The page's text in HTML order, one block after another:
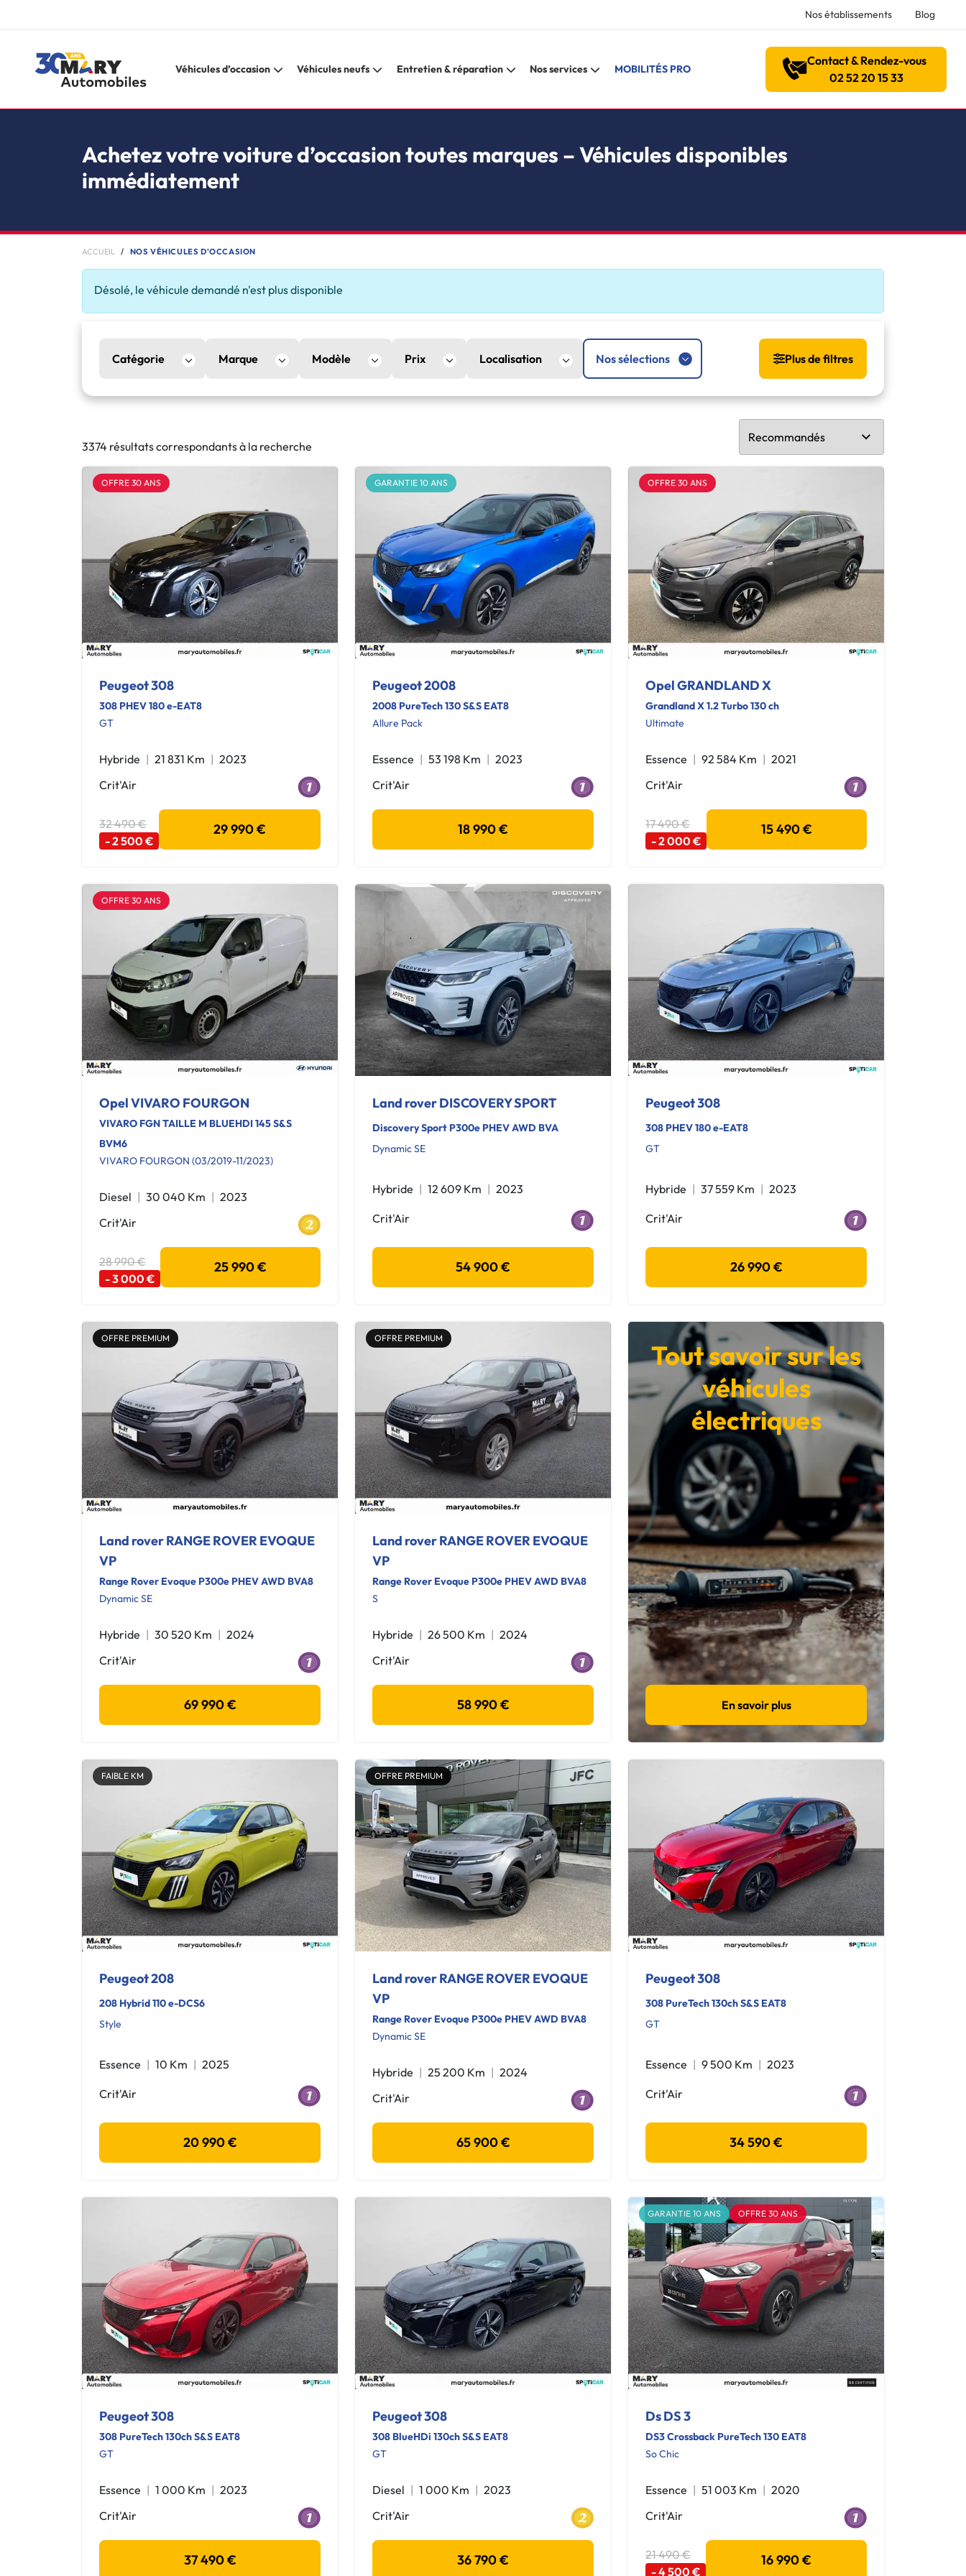
Nos établissements Blog
Véhicules d’occasion Véhicules neufs Entretien & réparation Nos services MOBILITÉS PRO
Contact & Rendez-vous
02 52 20 15 33
Achetez votre voiture d’occasion toutes marques – Véhicules disponibles
immédiatement
ACCUEIL NOS VÉHICULES D'OCCASION
Désolé, le véhicule demandé n'est plus disponible
Catégorie Marque Modèle Prix Localisation Nos sélections Plus de filtres
3374 résultats correspondants à la recherche
OFFRE 30 ANS
Peugeot 308
308 PHEV 180 e-EAT8
GT
Hybride 21 831 Km
2023
Crit'Air
32 490 €
- 2 500 €
29 990 €
GARANTIE 10 ANS
Peugeot 2008
2008 PureTech 130 S&S EAT8
Allure Pack
Essence 53 198 Km
2023
Crit'Air
18 990 €
OFFRE 30 ANS
Opel GRANDLAND X
Grandland X 1.2 Turbo 130 ch
Ultimate
Essence 92 584 Km
2021
Crit'Air
17 490 €
- 2 000 €
15 490 €
OFFRE 30 ANS
Opel VIVARO FOURGON
VIVARO FGN TAILLE M BLUEHDI 145 S&S
BVM6
VIVARO FOURGON (03/2019-11/2023)
Diesel 30 040 Km
2023
Crit'Air
28 990 €
- 3 000 €
25 990 €
Land rover DISCOVERY SPORT
Discovery Sport P300e PHEV AWD BVA
Dynamic SE
Hybride 12 609 Km 2023
Crit'Air
54 900 €
Peugeot 308
308 PHEV 180 e-EAT8
GT
Hybride 37 559 Km 2023
Crit'Air
26 990 €
OFFRE PREMIUM
Land rover RANGE ROVER EVOQUE
VP
Range Rover Evoque P300e PHEV AWD BVA8
Dynamic SE
Hybride 30 520 Km
2024
Crit'Air
69 990 €
OFFRE PREMIUM
Land rover RANGE ROVER EVOQUE
VP
Range Rover Evoque P300e PHEV AWD BVA8
S
Hybride 26 500 Km
2024
Crit'Air
58 990 €
Tout savoir sur les
véhicules
électriques
En savoir plus
FAIBLE KM
Peugeot 208
208 Hybrid 110 e-DCS6
Style
Essence 10 Km 2025
Crit'Air
20 990 €
OFFRE PREMIUM
Land rover RANGE ROVER EVOQUE
VP
Range Rover Evoque P300e PHEV AWD BVA8
Dynamic SE
Hybride 25 200 Km
2024
Crit'Air
65 900 €
Peugeot 308
308 PureTech 130ch S&S EAT8
GT
Essence 9 500 Km 2023
Crit'Air
34 590 €
Peugeot 308
308 PureTech 130ch S&S EAT8
GT
Essence 1 000 Km
2023
Crit'Air
37 490 €
Peugeot 308
308 BlueHDi 130ch S&S EAT8
GT
Diesel 1 000 Km
2023
Crit'Air
36 790 €
GARANTIE 10 ANS OFFRE 30 ANS
Ds DS 3
DS3 Crossback PureTech 130 EAT8
So Chic
Essence 51 003 Km
2020
Crit'Air
21 490 €
- 4 500 €
16 990 €